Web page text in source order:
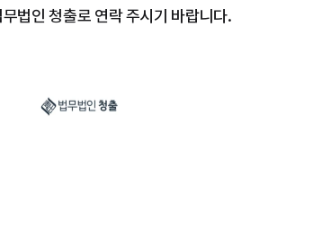
법인 청출로 연락 주시기 바랍니다.